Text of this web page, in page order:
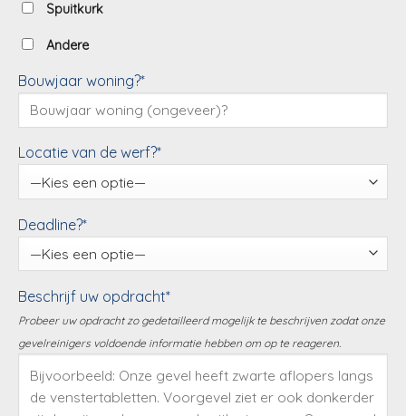
Spuitkurk
Andere
Bouwjaar woning?*
Locatie van de werf?*
Deadline?*
Beschrijf uw opdracht*
Probeer uw opdracht zo gedetailleerd mogelijk te beschrijven zodat onze
gevelreinigers voldoende informatie hebben om op te reageren.